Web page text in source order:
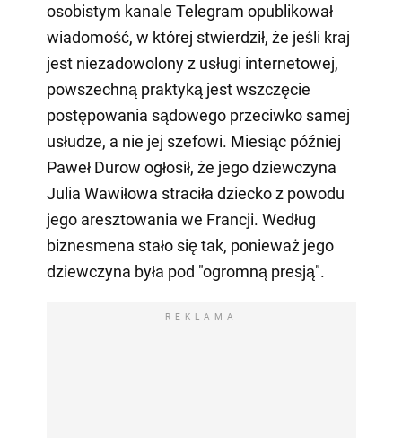
osobistym kanale Telegram opublikował
wiadomość, w której stwierdził, że jeśli kraj
jest niezadowolony z usługi internetowej,
powszechną praktyką jest wszczęcie
postępowania sądowego przeciwko samej
usłudze, a nie jej szefowi. Miesiąc później
Paweł Durow ogłosił, że jego dziewczyna
Julia Wawiłowa straciła dziecko z powodu
jego aresztowania we Francji. Według
biznesmena stało się tak, ponieważ jego
dziewczyna była pod "ogromną presją".
REKLAMA